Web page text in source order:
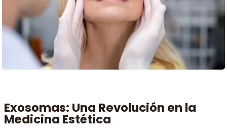
Exosomas: Una Revolución en la
Medicina Estética